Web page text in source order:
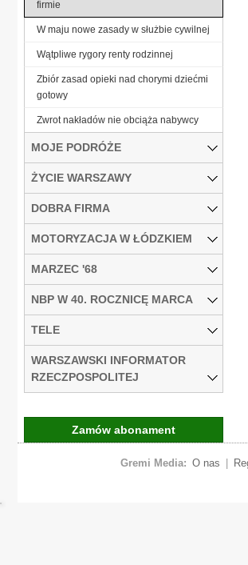
firmie
W maju nowe zasady w służbie cywilnej
Wątpliwe rygory renty rodzinnej
Zbiór zasad opieki nad chorymi dziećmi
gotowy
Zwrot nakładów nie obciąża nabywcy
MOJE PODRÓŻE
ŻYCIE WARSZAWY
DOBRA FIRMA
MOTORYZACJA W ŁÓDZKIEM
MARZEC '68
NBP W 40. ROCZNICĘ MARCA
TELE
WARSZAWSKI INFORMATOR
RZECZPOSPOLITEJ
Zamów abonament
Gremi Media: O nas